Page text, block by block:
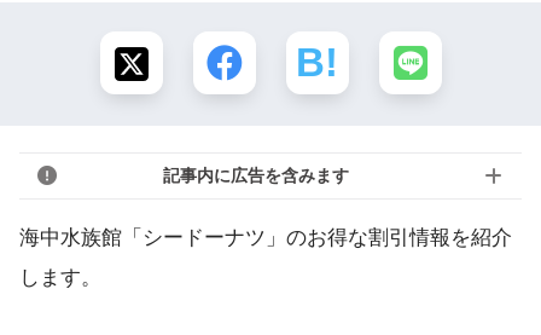
記事内に広告を含みます
海中水族館「シードーナツ」のお得な割引情報を紹介
します。